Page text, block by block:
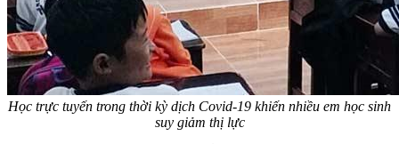
Học trực tuyến trong thời kỳ dịch Covid-19 khiến nhiều em học sinh
suy giảm thị lực